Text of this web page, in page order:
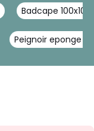
Badcape 100x100
Peignoir eponge